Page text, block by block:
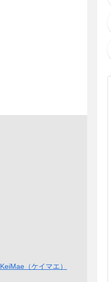
KeiMae（ケイマエ）